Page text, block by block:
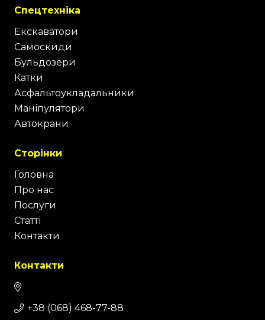
Спецтехніка
Екскаватори
Самоскиди
Бульдозери
Катки
Асфальтоукладальники
Маніпулятори
Автокрани
Сторінки
Головна
Про нас
Послуги
Статті
Контакти
Контакти
+38 (068) 468-77-88